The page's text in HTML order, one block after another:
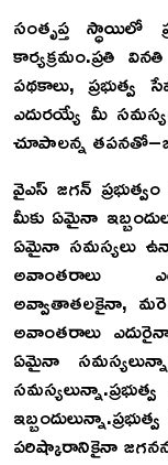
సంతృప్త స్ధాయిలో
కార్యక్రమం.ప్రతి
పథకాలు, ప్రభుత్వ
ఎదురయ్యే మీ
చూపాలన్న
వైఎస్ జగన్
మీకు ఏమైనా
ఏమైనా సమస్యలు
అవాంతరాలు
అవ్వాతాతలకైనా,
అవాంతరాలు
ఏమైనా
పరిష్కారానికైనా